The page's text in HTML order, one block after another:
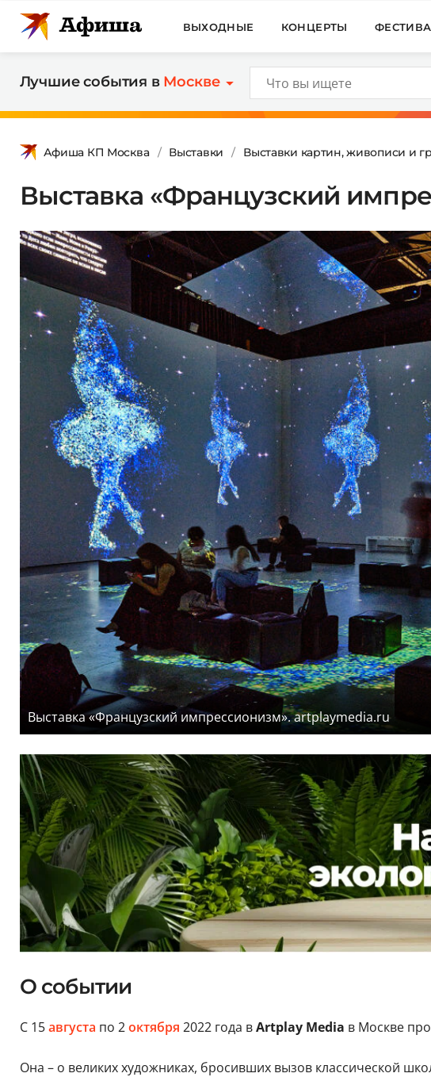
ВЫХОДНЫЕ КОНЦЕРТЫ
Лучшие события в Москве
Афиша КП Москва Выставки Выставки картин, живописи и
Выставка «Французский
Выставка «Французский импрессионизм». artplaymedia.ru
О событии
С 15августа по 2октября 2022 года вArtplay Media в Москве
Она – о великих художниках, бросивших вызов классической